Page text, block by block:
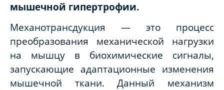
мышечной гипертрофии.
Механотрансдукция — это процесс
преобразования механической нагрузки
на мышцу в биохимические сигналы,
запускающие адаптационные изменения
мышечной ткани. Данный механизм